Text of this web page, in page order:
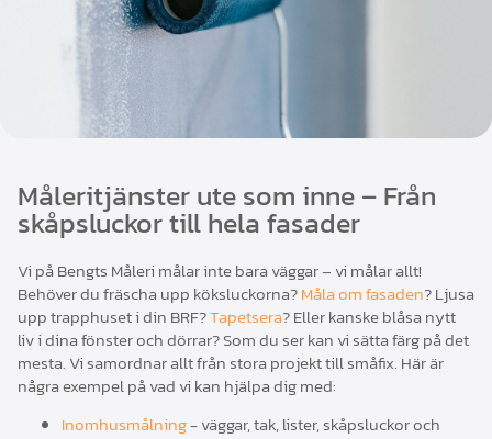
Måleritjänster ute som inne – Från
skåpsluckor till hela fasader
Vi på Bengts Måleri målar inte bara väggar – vi målar allt!
Behöver du fräscha upp köksluckorna?Måla om fasaden? Ljusa
upp trapphuset i din BRF?Tapetsera? Eller kanske blåsa nytt
liv i dina fönster och dörrar? Som du ser kan vi sätta färg på det
mesta. Vi samordnar allt från stora projekt till småfix. Här är
några exempel på vad vi kan hjälpa dig med:
Inomhusmålning- väggar, tak, lister, skåpsluckor och